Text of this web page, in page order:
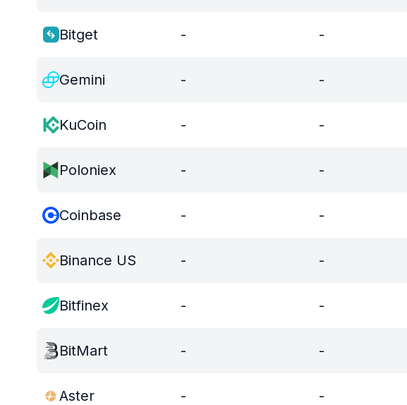
Bitget - -
Gemini - -
KuCoin - -
Poloniex - -
Coinbase - -
Binance US - -
Bitfinex - -
BitMart - -
Aster - -